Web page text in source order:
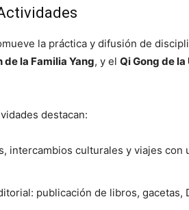
la práctica y difusión de
de la Familia Yang, y el Qi Gong de
destacan:
intercambios culturales y viajes con
publicación de libros, gacetas,